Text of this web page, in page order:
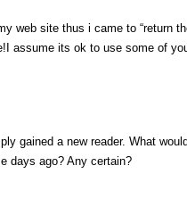
web site thus i came to “return
assume its ok to use some of
gained a new reader. What
days ago? Any certain?